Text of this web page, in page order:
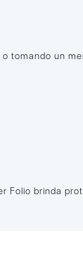
tomando un
Folio brinda